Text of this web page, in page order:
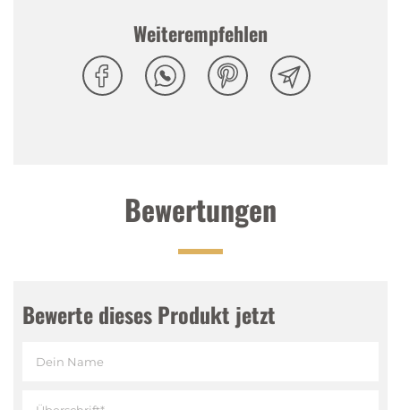
Weiterempfehlen
Bewertungen
Bewerte dieses Produkt jetzt